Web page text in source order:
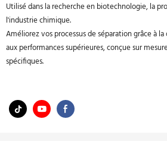
Utilisé dans la recherche en biotechnologie, la
l'industrie chimique.
Améliorez vos processus de séparation grâce à
aux performances supérieures, conçue sur
spécifiques.